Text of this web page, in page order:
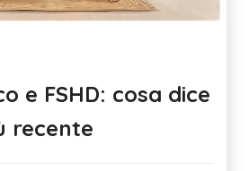
e FSHD: cosa dice
recente